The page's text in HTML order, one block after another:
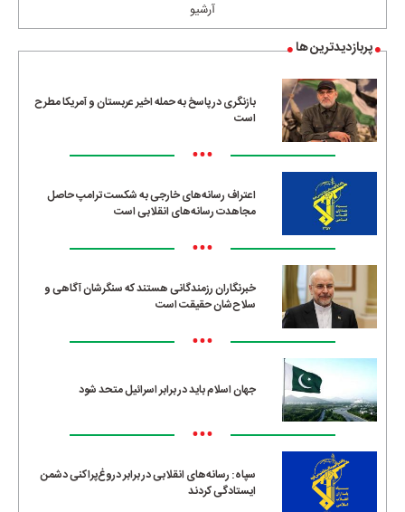
آرشیو
پربازدیدترین ها
بازنگری در پاسخ به حمله اخیر عربستان و آمریکا مطرح
است
•••
اعتراف رسانه‌های خارجی به شکست ترامپ حاصل
مجاهدت رسانه‌های انقلابی است
•••
خبرنگاران رزمندگانی هستند که سنگرشان آگاهی و
سلاح‌شان حقیقت است
•••
جهان اسلام باید در برابر اسرائیل متحد شود
•••
سپاه: رسانه‌های انقلابی در برابر دروغ‌پراکنی دشمن
ایستادگی کردند